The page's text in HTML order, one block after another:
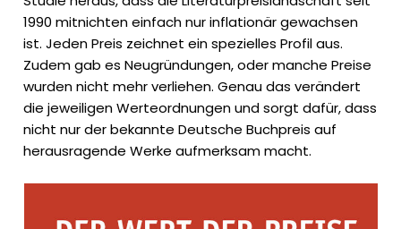
1990 mitnichten einfach nur inflationär gewachsen
ist. Jeden Preis zeichnet ein spezielles Profil aus.
Zudem gab es Neugründungen, oder manche Preise
wurden nicht mehr verliehen. Genau das verändert
die jeweiligen Werteordnungen und sorgt dafür, dass
nicht nur der bekannte Deutsche Buchpreis auf
herausragende Werke aufmerksam macht.